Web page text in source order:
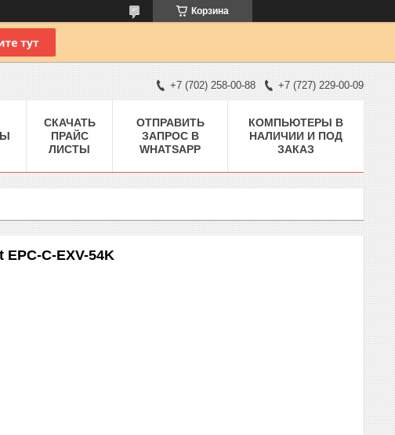
Корзина
+7 (702) 258-00-88 +7 (727) 229-00-09
СКАЧАТЬ
ПРАЙС
ЛИСТЫ
ОТПРАВИТЬ
ЗАПРОС В
WHATSAPP
КОМПЬЮТЕРЫ В
НАЛИЧИИ И ПОД
ЗАКАЗ
C-EXV-54K